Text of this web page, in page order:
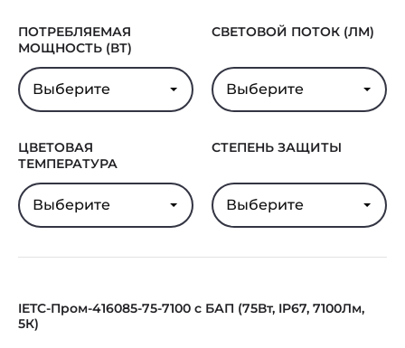
ПОТРЕБЛЯЕМАЯ
МОЩНОСТЬ (ВТ)
Выберите
СВЕТОВОЙ ПОТОК (ЛМ)
Выберите
ЦВЕТОВАЯ
ТЕМПЕРАТУРА
Выберите
СТЕПЕНЬ ЗАЩИТЫ
Выберите
IETC-Пром-416085-75-7100 с БАП (75Вт, IP67, 7100Лм,
5К)